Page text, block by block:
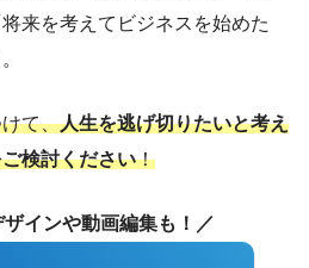
来を考えてビジネスを始めた
て、人生を逃げ切りたいと考え
検討ください！
インや動画編集も！／